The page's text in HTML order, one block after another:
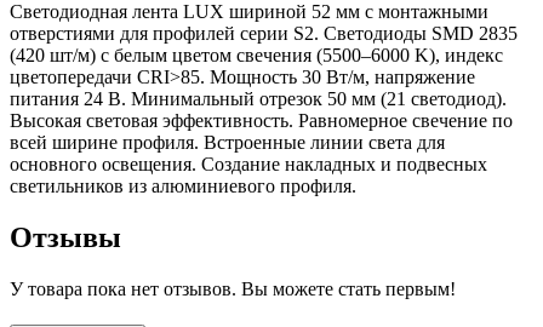
Светодиодная лента LUX шириной 52 мм с монтажными
отверстиями для профилей серии S2. Светодиоды SMD 2835
(420 шт/м) с белым цветом свечения (5500–6000 K), индекс
цветопередачи CRI>85. Мощность 30 Вт/м, напряжение
питания 24 В. Минимальный отрезок 50 мм (21 светодиод).
Высокая световая эффективность. Равномерное свечение по
всей ширине профиля. Встроенные линии света для
основного освещения. Создание накладных и подвесных
светильников из алюминиевого профиля.
Отзывы
У товара пока нет отзывов. Вы можете стать первым!